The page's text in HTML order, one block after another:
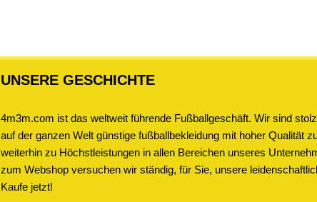
UNSERE GESCHICHTE
4m3m.com ist das weltweit führende Fußballgeschäft. Wir sind
auf der ganzen Welt günstige fußballbekleidung mit hoher Qualität
weiterhin zu Höchstleistungen in allen Bereichen unseres
zum Webshop versuchen wir ständig, für Sie, unsere
Kaufe jetzt!